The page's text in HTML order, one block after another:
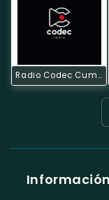
Radio Codec Cumbal
Información